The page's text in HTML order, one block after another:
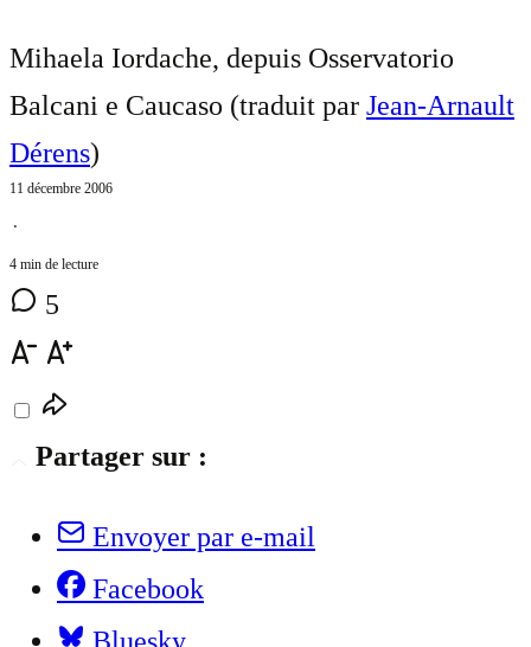
Mihaela Iordache, depuis Osservatorio
Balcani e Caucaso (traduit par Jean-Arnault
Dérens)
11 décembre 2006
⋅
4 min de lecture
5
Partager sur :
Envoyer par e-mail
Facebook